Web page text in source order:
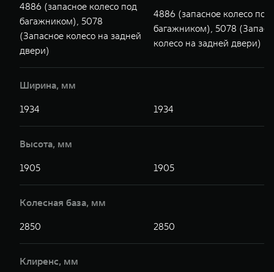
4886 (запасное колесо под
багажником), 5078
(Запасное колесо на задней
двери)
4886 (запасное колесо под
багажником), 5078
колесо на задней двери)
Ширина, мм
1934 1934
Высота, мм
1905 1905
Колесная база, мм
2850 2850
Клиренс, мм